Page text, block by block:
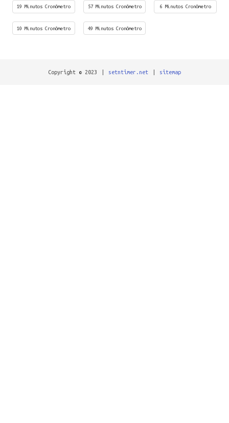
19 Minutos Cronômetro 57 Minutos Cronômetro 6 Minutos Cronômetro
10 Minutos Cronômetro 49 Minutos Cronômetro
Copyright © 2023 setntimer.net sitemap